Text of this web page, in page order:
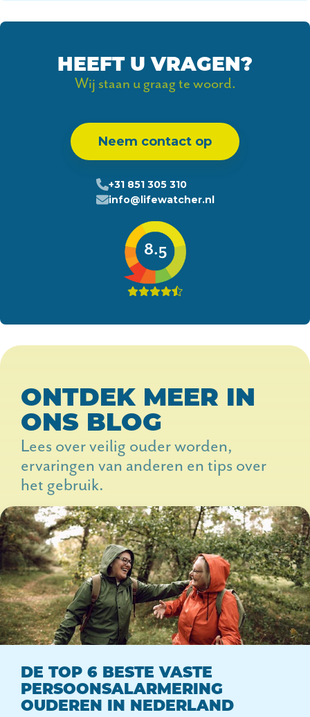
HEEFT U VRAGEN?
Wij staan u graag te woord.
Neem contact op
+31 851 305 310
info@lifewatcher.nl
8.5
ONTDEK MEER IN
ONS BLOG
Lees over veilig ouder worden,
ervaringen van anderen en tips over
het gebruik.
DE TOP 6 BESTE VASTE
PERSOONSALARMERING
OUDEREN IN NEDERLAND